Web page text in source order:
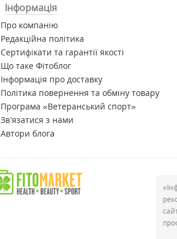
для
Інформація
Про компанію
Редакційна політика
Сертифікати та гарантії якості
Що таке Фітоблог
Інформація про доставку
Політика повернення та обміну товару
Програма «Ветеранський спорт»
Зв’язатися з нами
Автори блога